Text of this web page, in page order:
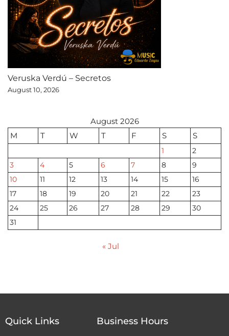
Veruska Verdú – Secretos
August 10, 2026
August 2026
M
T W T F S S
1
2
3
4 5 6 7 8
9
10
11 12 13 14 15
16
17
18 19 20 21 22
23
24
25 26 27 28 29
30
31
« Jul
Quick Links Business Hours